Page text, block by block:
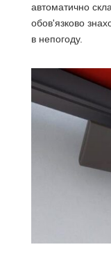
автоматично
обов'язково
в непогоду.